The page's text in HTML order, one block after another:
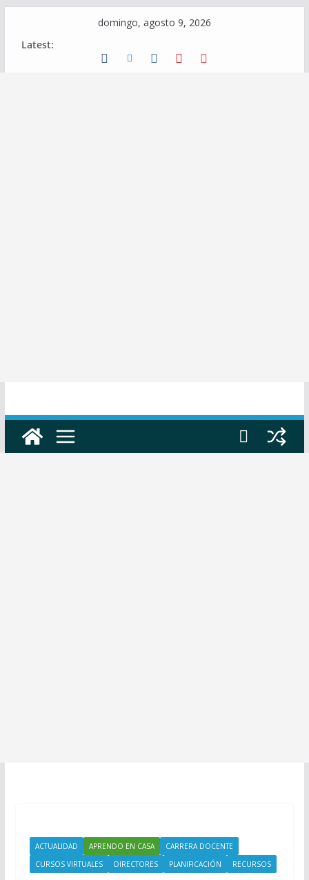
domingo, agosto 9, 2026
Latest:
ACTUALIDAD APRENDO EN CASA
CARRERA DOCENTE
CURSOS VIRTUALES
DIRECTORES PLANIFICACIÓN RECURSOS